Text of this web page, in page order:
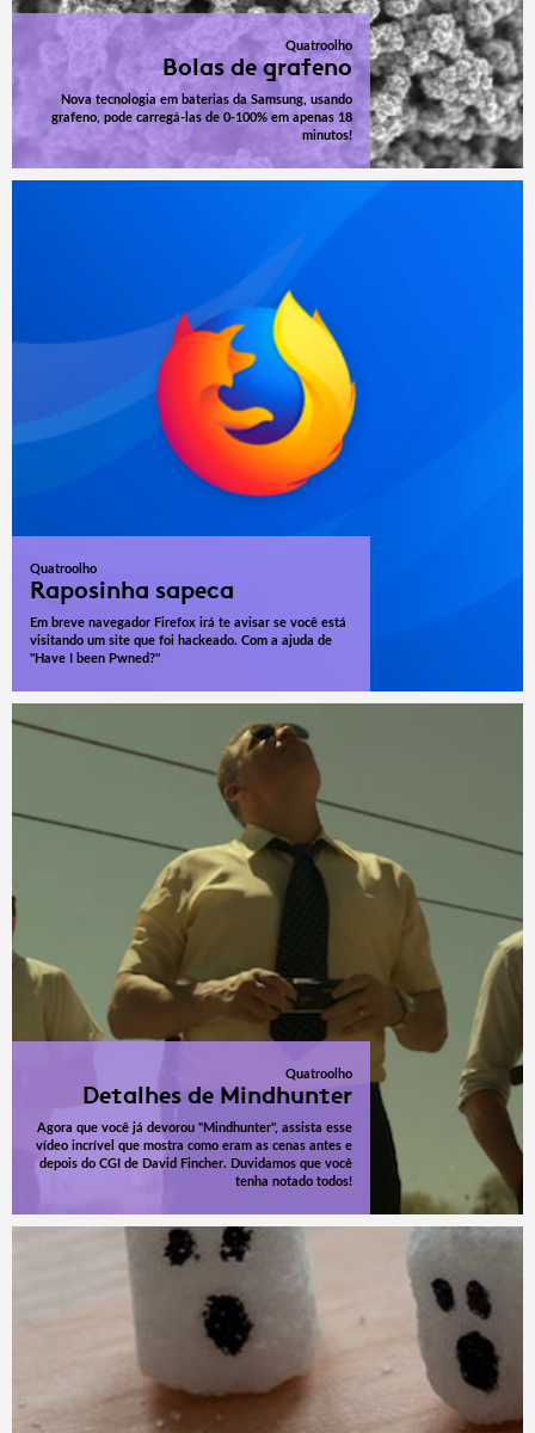
Quatroolho
Bolas de grafeno
Nova tecnologia em baterias da Samsung, usando
grafeno, pode carregá-las de 0-100% em apenas 18
minutos!
Quatroolho
Raposinha sapeca
Em breve navegador Firefox irá te avisar se você está
visitando um site que foi hackeado. Com a ajuda de
"Have I been Pwned?"
Quatroolho
Detalhes de Mindhunter
Agora que você já devorou "Mindhunter", assista esse
vídeo incrível que mostra como eram as cenas antes e
depois do CGI de David Fincher. Duvidamos que você
tenha notado todos!